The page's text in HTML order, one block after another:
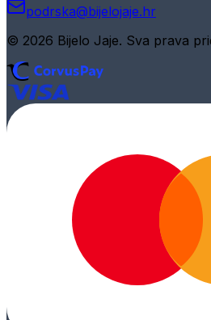
podrska@bijelojaje.hr
© 2026 Bijelo Jaje. Sva prava